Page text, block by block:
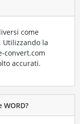
come
Utilizzando la
convert.com
accurati.